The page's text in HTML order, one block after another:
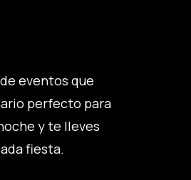
eventos que
perfecto para
y te lleves
fiesta.